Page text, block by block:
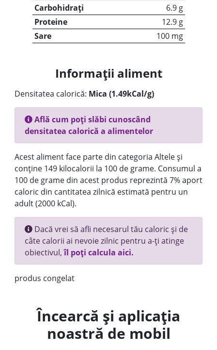
Carbohidrați
6.9 g
Proteine
12.9 g
Sare
100 mg
Informații aliment
Densitatea calorică: Mica (1.49kCal/g)
Află cum poți slăbi cunoscând
densitatea calorică a alimentelor
Acest aliment face parte din categoria Altele și
conține 149 kilocalorii la 100 de grame. Consumul a
100 de grame din acest produs reprezintă 7% aport
caloric din cantitatea zilnică estimată pentru un
adult (2000 kCal).
Dacă vrei să afli necesarul tău caloric și de
câte calorii ai nevoie zilnic pentru a-ți atinge
obiectivul,îl poți calcula aici.
produs congelat
Încearcă și aplicația
noastră de mobil